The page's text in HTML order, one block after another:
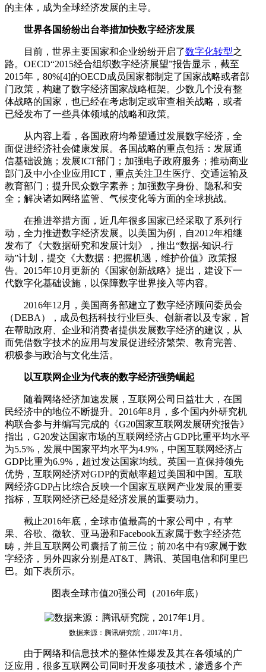
的主体，成为全球经济发展的主导。
世界各国纷纷出台举措加快数字经济发展
目前，世界主要国家和企业纷纷开启了数字化转型之
路。OECD“2015经合组织数字经济展望”报告显示，截至
2015年，80%[4]的OECD成员国家都制定了国家战略或者部
门政策，构建了数字经济国家战略框架。少数几个没有整
体战略的国家，也已经在考虑制定或审查相关战略，或者
已经发布了一些具体领域的战略和政策。
从内容上看，各国政府均希望通过发展数字经济，全
面促进经济社会健康发展。各国战略的重点包括：发展通
信基础设施；发展ICT部门；加强电子政府服务；推动商业
部门及中小企业应用ICT，重点关注卫生医疗、交通运输及
教育部门；提升民众数字素养；加强数字身份、隐私和安
全；解决诸如网络监管、气候变化等方面的全球挑战。
在推进举措方面，近几年很多国家已经采取了系列行
动，全力推进数字经济发展。以美国为例，自2012年相继
发布了《大数据研究和发展计划》，推出“数据-知识-行
动”计划，提交《大数据：把握机遇，维护价值》政策报
告。2015年10月更新的《国家创新战略》提出，建设下一
代数字化基础设施，以保障数字世界接入等内容。
2016年12月，美国商务部建立了数字经济顾问委员会
（DEBA），成员包括科技行业巨头、创新者以及专家，旨
在帮助政府、企业和消费者提供发展数字经济的建议，从
而凭借数字技术的应用与发展促进经济繁荣、教育完善、
积极参与政治与文化生活。
以互联网企业为代表的数字经济强势崛起
随着网络经济加速发展，互联网公司日益壮大，在国
民经济中的地位不断提升。2016年8月，多个国内外研究机
构联合参与并编写完成的《G20国家互联网发展研究报告》
指出，G20发达国家市场的互联网经济占GDP比重平均水平
为5.5%，发展中国家平均水平为4.9%，中国互联网经济占
GDP比重为6.9%，超过发达国家均线。英国一直保持领先
优势，互联网经济对GDP的贡献率超过美国和中国。互联
网经济GDP占比综合反映一个国家互联网产业发展的重要
指标，互联网经济已经是经济发展的重要动力。
截止2016年底，全球市值最高的十家公司中，有苹
果、谷歌、微软、亚马逊和Facebook五家属于数字经济范
畴，并且互联网公司囊括了前三位；前20名中有9家属于数
字经济，另外四家分别是AT&T、腾讯、英国电信和阿里巴
巴。如下表所示。
图表全球市值20强公司（2016年底）
数据来源：腾讯研究院，2017年1月。
由于网络和信息技术的整体性爆发及其在各领域的广
泛应用，很多互联网公司同时开发多项技术，渗透多个产